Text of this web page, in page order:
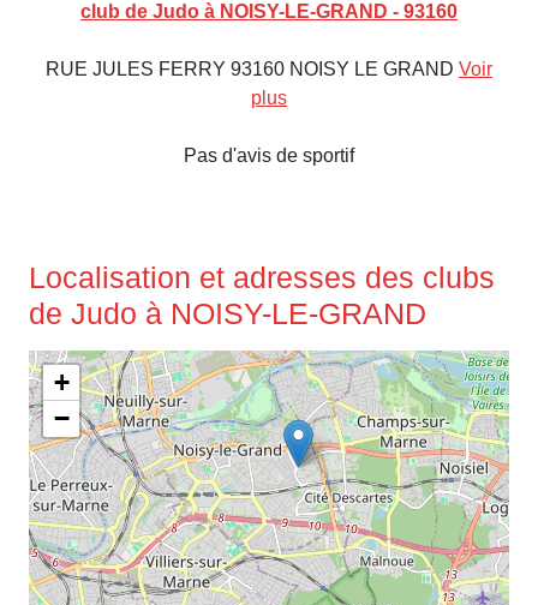
club de Judo à NOISY-LE-GRAND - 93160
RUE JULES FERRY 93160 NOISY LE GRAND Voir
plus
Pas d'avis de sportif
Localisation et adresses des clubs
de Judo à NOISY-LE-GRAND
+
−